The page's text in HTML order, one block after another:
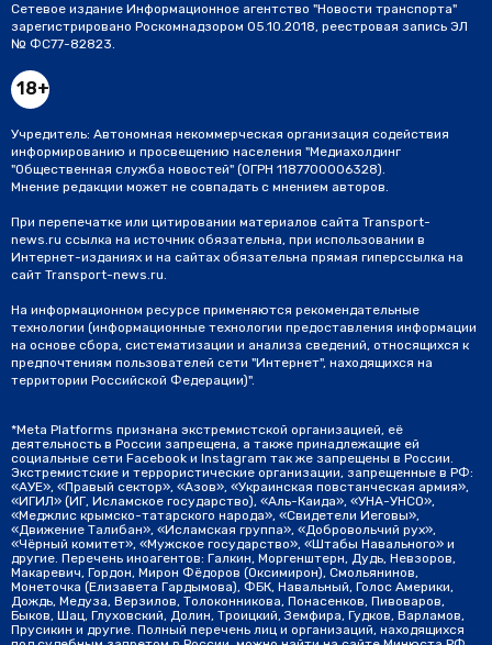
Сетевое издание Информационное агентство "Новости транспорта"
зарегистрировано Роскомнадзором 05.10.2018, реестровая запись ЭЛ
№ ФС77-82823.
18+
Учредитель: Автономная некоммерческая организация содействия
информированию и просвещению населения "Медиахолдинг
"Общественная служба новостей" (ОГРН 1187700006328).
Мнение редакции может не совпадать с мнением авторов.
При перепечатке или цитировании материалов сайта Transport-
news.ru ссылка на источник обязательна, при использовании в
Интернет-изданиях и на сайтах обязательна прямая гиперссылка на
сайт Transport-news.ru.
На информационном ресурсе применяются рекомендательные
технологии (информационные технологии предоставления информации
на основе сбора, систематизации и анализа сведений, относящихся к
предпочтениям пользователей сети "Интернет", находящихся на
территории Российской Федерации)".
*Meta Platforms признана экстремистской организацией, её
деятельность в России запрещена, а также принадлежащие ей
социальные сети Facebook и Instagram так же запрещены в России.
Экстремистские и террористические организации, запрещенные в РФ:
«АУЕ», «Правый сектор», «Азов», «Украинская повстанческая армия»,
«ИГИЛ» (ИГ, Исламское государство), «Аль-Каида», «УНА-УНСО»,
«Меджлис крымско-татарского народа», «Свидетели Иеговы»,
«Движение Талибан», «Исламская группа», «Добровольчий рух»,
«Чёрный комитет», «Мужское государство», «Штабы Навального» и
другие. Перечень иноагентов: Галкин, Моргенштерн, Дудь, Невзоров,
Макаревич, Гордон, Мирон Фёдоров (Оксимирон), Смольянинов,
Монеточка (Елизавета Гардымова), ФБК, Навальный, Голос Америки,
Дождь, Медуза, Верзилов, Толоконникова, Понасенков, Пивоваров,
Быков, Шац, Глуховский, Долин, Троицкий, Земфира, Гудков, Варламов,
Прусикин и другие. Полный перечень лиц и организаций, находящихся